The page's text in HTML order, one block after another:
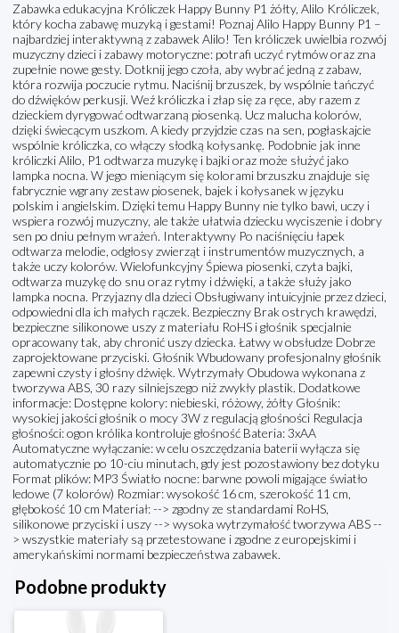
Zabawka edukacyjna Króliczek Happy Bunny P1 żółty, Alilo Króliczek,
który kocha zabawę muzyką i gestami! Poznaj Alilo Happy Bunny P1 –
najbardziej interaktywną z zabawek Alilo! Ten króliczek uwielbia rozwój
muzyczny dzieci i zabawy motoryczne: potrafi uczyć rytmów oraz zna
zupełnie nowe gesty. Dotknij jego czoła, aby wybrać jedną z zabaw,
która rozwija poczucie rytmu. Naciśnij brzuszek, by wspólnie tańczyć
do dźwięków perkusji. Weź króliczka i złap się za ręce, aby razem z
dzieckiem dyrygować odtwarzaną piosenką. Ucz malucha kolorów,
dzięki świecącym uszkom. A kiedy przyjdzie czas na sen, pogłaskajcie
wspólnie króliczka, co włączy słodką kołysankę. Podobnie jak inne
króliczki Alilo, P1 odtwarza muzykę i bajki oraz może służyć jako
lampka nocna. W jego mieniącym się kolorami brzuszku znajduje się
fabrycznie wgrany zestaw piosenek, bajek i kołysanek w języku
polskim i angielskim. Dzięki temu Happy Bunny nie tylko bawi, uczy i
wspiera rozwój muzyczny, ale także ułatwia dziecku wyciszenie i dobry
sen po dniu pełnym wrażeń. Interaktywny Po naciśnięciu łapek
odtwarza melodie, odgłosy zwierząt i instrumentów muzycznych, a
także uczy kolorów. Wielofunkcyjny Śpiewa piosenki, czyta bajki,
odtwarza muzykę do snu oraz rytmy i dźwięki, a także służy jako
lampka nocna. Przyjazny dla dzieci Obsługiwany intuicyjnie przez dzieci,
odpowiedni dla ich małych rączek. Bezpieczny Brak ostrych krawędzi,
bezpieczne silikonowe uszy z materiału RoHS i głośnik specjalnie
opracowany tak, aby chronić uszy dziecka. Łatwy w obsłudze Dobrze
zaprojektowane przyciski. Głośnik Wbudowany profesjonalny głośnik
zapewni czysty i głośny dźwięk. Wytrzymały Obudowa wykonana z
tworzywa ABS, 30 razy silniejszego niż zwykły plastik. Dodatkowe
informacje: Dostępne kolory: niebieski, różowy, żółty Głośnik:
wysokiej jakości głośnik o mocy 3W z regulacją głośności Regulacja
głośności: ogon królika kontroluje głośność Bateria: 3xAA
Automatyczne wyłączanie: w celu oszczędzania baterii wyłącza się
automatycznie po 10-ciu minutach, gdy jest pozostawiony bez dotyku
Format plików: MP3 Światło nocne: barwne powoli migające światło
ledowe (7 kolorów) Rozmiar: wysokość 16 cm, szerokość 11 cm,
głębokość 10 cm Materiał: --> zgodny ze standardami RoHS,
silikonowe przyciski i uszy --> wysoka wytrzymałość tworzywa ABS --
> wszystkie materiały są przetestowane i zgodne z europejskimi i
amerykańskimi normami bezpieczeństwa zabawek.
Podobne produkty